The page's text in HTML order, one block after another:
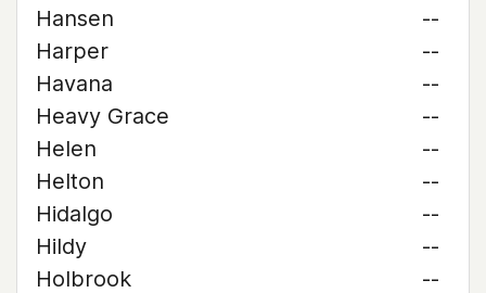
Hansen
--
Harper
--
Havana
--
Heavy Grace
--
Helen
--
Helton
--
Hidalgo
--
Hildy
--
Holbrook
--